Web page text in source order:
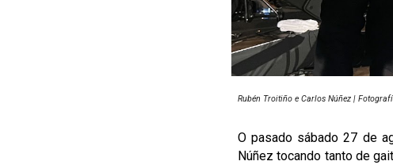
Rubén Troitiñoe Carlos Núñez |
O pasado sábado 27 de
Núñez tocando tanto de